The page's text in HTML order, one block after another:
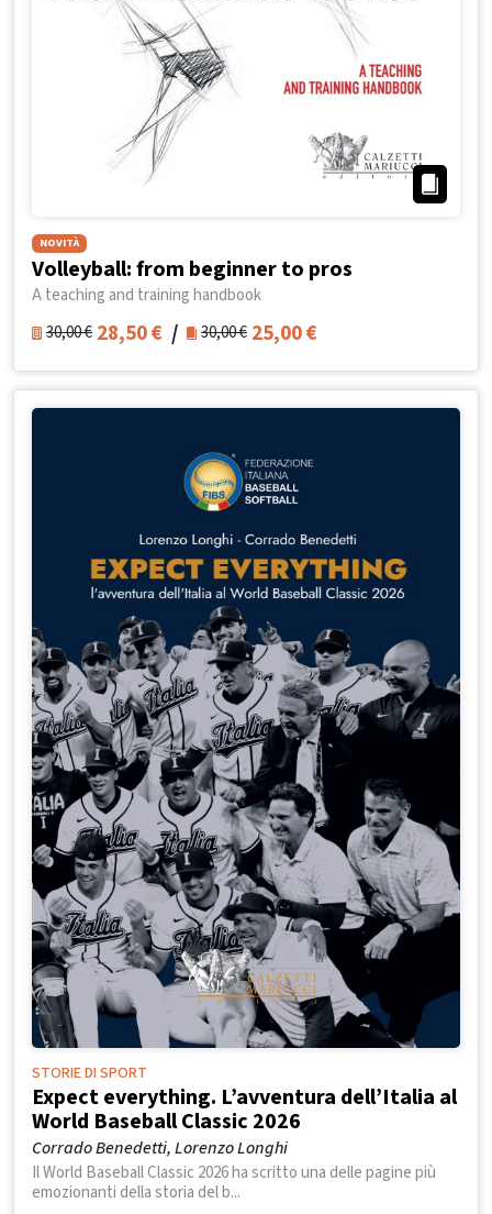
NOVITÀ
Volleyball: from beginner to pros
A teaching and training handbook
30,00€ 28,50€ / 30,00€ 25,00€
STORIE DI SPORT
Expect everything. L’avventura dell’Italia al
World Baseball Classic 2026
Corrado Benedetti, Lorenzo Longhi
Il World Baseball Classic 2026 ha scritto una delle pagine più
emozionanti della storia del b...